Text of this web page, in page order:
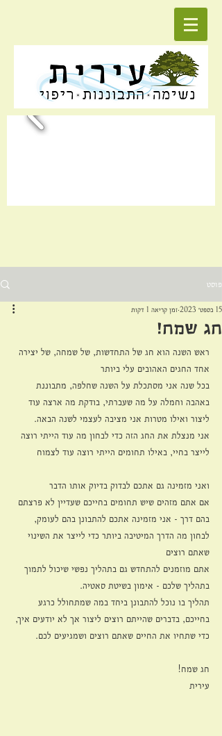
פוסט
חג שמח!
15 בספט׳ 2023 זמן קריאה 1 דקות
ראש השנה הוא חג של התחדשות, של שמחה, של יצירה
אחד החגים האהובים עלי ביותר
בכל שנה אני מסתכלת על השנה שחלפה, מתבוננת
באהבה וחמלה על מה שעברתי, בודקת מה ארצה עוד
ליצור ואילו מטרות אני מציבה לעצמי לשנה הבאה.
אני מנצלת את החג הזה כדי לבחון מה עוד הייתי רוצה
לייצר בחיי, באילו תחומים הייתי רוצה עוד לצמוח
ואני מזמינה גם אתכם לבדוק בדיוק אותו הדבר
אם אתם מזהים שיש תחומים בחייכם שעדיין לא פרצתם
בהם דרך - אני מזמינה אתכם להתבונן בהם לעומק,
לבחון מה הדרך המיטיבה ביותר כדי לייצר את השינוי
שאתם רוצים
אתם מוזמנים להתחדש גם בתהליך נפשי שיכול לתמוך
בתהליך שלכם - אימון בשיטת סאטיה.
תהליך בו נוכל להתבונן ביחד במה שמתחולל כרגע
בחייכם, בדברים שהייתם רוצים ליצור אך לא יודעים איך,
כדי שתחיו את החיים שאתם רוצים ושמגיעים לכם.
חג שמח!
עירית